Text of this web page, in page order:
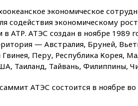
экономическое
содействия экономическому
в АТР. АТЭС создан в ноябре 1989
— Австралия, Бруней,
Перу, Республика Корея,
Таиланд, Тайвань, Филиппины,
АТЭС состоится в ноябре во